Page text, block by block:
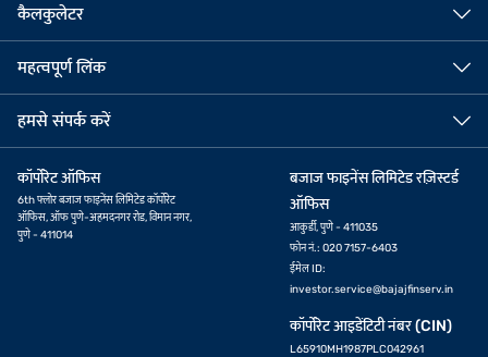
कैलकुलेटर
महत्वपूर्ण लिंक
हमसे संपर्क करें
कॉर्पोरेट ऑफिस
6th फ्लोर बजाज फाइनेंस लिमिटेड कॉर्पोरेट
ऑफिस, ऑफ पुणे-अहमदनगर रोड, विमान नगर,
पुणे - 411014
बजाज फाइनेंस लिमिटेड रज़िस्टर्ड
ऑफिस
आकुर्डी, पुणे - 411035
फोन नं.: 020 7157-6403
ईमेल ID:
investor.service@bajajfinserv.in
कॉर्पोरेट आइडेंटिटी नंबर (CIN)
L65910MH1987PLC042961